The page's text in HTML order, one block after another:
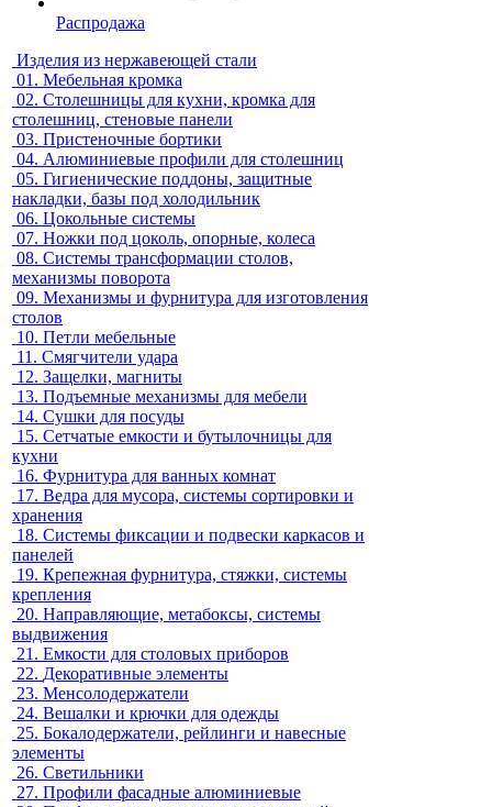
Распродажа
Изделия из нержавеющей стали
01. Мебельная кромка
02. Столешницы для кухни, кромка для
столешниц, стеновые панели
03. Пристеночные бортики
04. Алюминиевые профили для столешниц
05. Гигиенические поддоны, защитные
накладки, базы под холодильник
06. Цокольные системы
07. Ножки под цоколь, опорные, колеса
08. Системы трансформации столов,
механизмы поворота
09. Механизмы и фурнитура для изготовления
столов
10. Петли мебельные
11. Смягчители удара
12. Защелки, магниты
13. Подъемные механизмы для мебели
14. Сушки для посуды
15. Сетчатые емкости и бутылочницы для
кухни
16. Фурнитура для ванных комнат
17. Ведра для мусора, системы сортировки и
хранения
18. Системы фиксации и подвески каркасов и
панелей
19. Крепежная фурнитура, стяжки, системы
крепления
20. Направляющие, метабоксы, системы
выдвижения
21. Емкости для столовых приборов
22. Декоративные элементы
23. Менсолодержатели
24. Вешалки и крючки для одежды
25. Бокалодержатели, рейлинги и навесные
элементы
26. Светильники
27. Профили фасадные алюминиевые